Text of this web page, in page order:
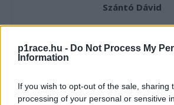
p1race.hu - Do Not Process My
Information
If you wish to opt-out of the sale, sharing
processing of your personal or sensitive
Szántó Dávid